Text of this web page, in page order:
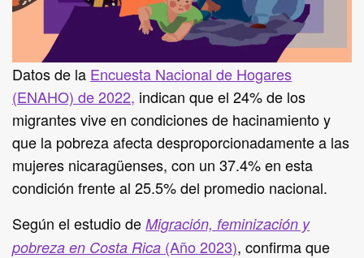
Datos de la Encuesta Nacional de Hogares
(ENAHO) de 2022, indican que el 24% de los
migrantes vive en condiciones de hacinamiento y
que la pobreza afecta desproporcionadamente a las
mujeres nicaragüenses, con un 37.4% en esta
condición frente al 25.5% del promedio nacional.
Según el estudio deMigración, feminización y
pobreza en Costa Rica (Año 2023), confirma que